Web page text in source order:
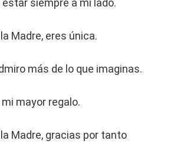
estar siempre a mi lado.
Madre, eres única.
más de lo que imaginas.
mayor regalo.
la Madre, gracias por tanto